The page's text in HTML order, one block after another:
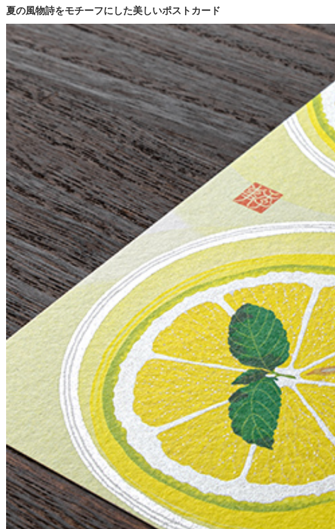
夏の風物詩をモチーフにした美しいポストカード